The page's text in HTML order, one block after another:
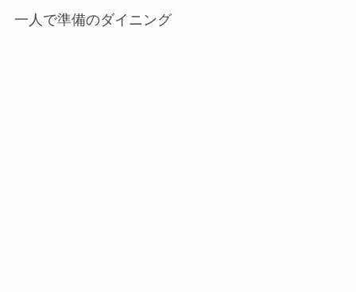
一人で準備のダイニング